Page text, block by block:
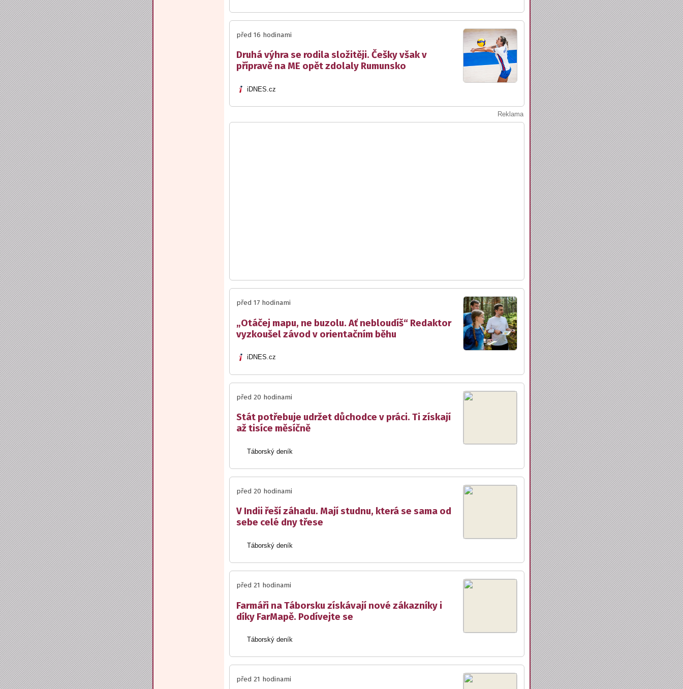
před 16 hodinami
Druhá výhra se rodila složitěji. Češky však v
přípravě na ME opět zdolaly Rumunsko
iDNES.cz
Reklama
před 17 hodinami
„Otáčej mapu, ne buzolu. Ať nebloudíš“ Redaktor
vyzkoušel závod v orientačním běhu
iDNES.cz
před 20 hodinami
Stát potřebuje udržet důchodce v práci. Ti získají
až tisíce měsíčně
Táborský deník
před 20 hodinami
V Indii řeší záhadu. Mají studnu, která se sama od
sebe celé dny třese
Táborský deník
před 21 hodinami
Farmáři na Táborsku získávají nové zákazníky i
díky FarMapě. Podívejte se
Táborský deník
před 21 hodinami